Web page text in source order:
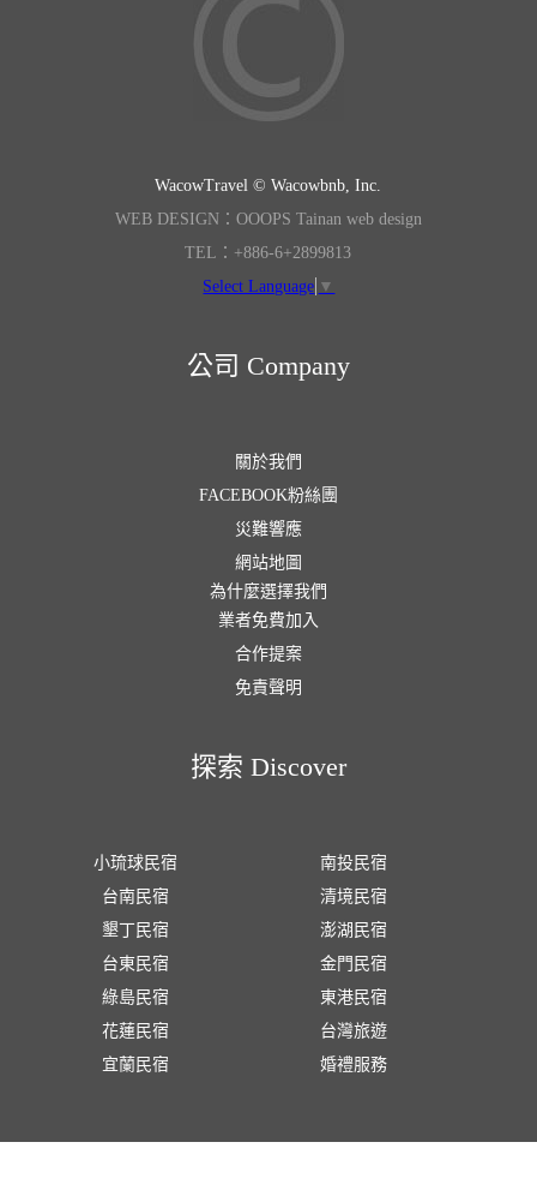
WacowTravel © Wacowbnb, Inc.
WEB DESIGN：OOOPS Tainan web design
TEL：+886-6+2899813
Select Language ▼
公司 Company
關於我們
FACEBOOK粉絲團
災難響應
網站地圖
為什麼選擇我們
業者免費加入
合作提案
免責聲明
探索 Discover
小琉球民宿
台南民宿
墾丁民宿
台東民宿
綠島民宿
花蓮民宿
宜蘭民宿
南投民宿
清境民宿
澎湖民宿
金門民宿
東港民宿
台灣旅遊
婚禮服務